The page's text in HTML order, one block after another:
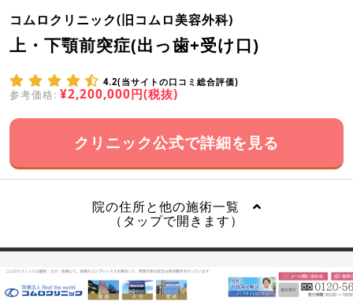
コムロクリニック(旧コムロ美容外科)
上・下顎前突症(出っ歯+受け口)
4.2(当サイトの口コミ総合評価)
参考価格: ¥2,200,000円(税抜)
クリニック公式で詳細を見る
院の住所と他の施術一覧
（タップで開きます）